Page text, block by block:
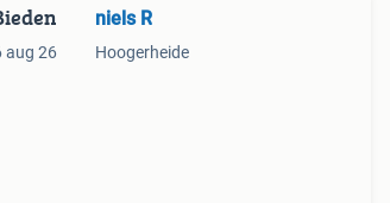
aug 26
niels R
Hoogerheide